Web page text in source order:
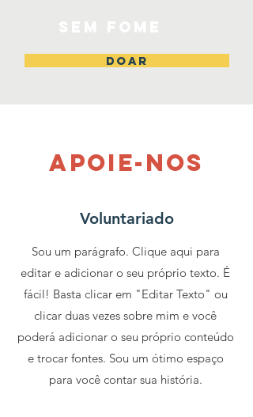
DOAR
APOIE-NOS
Voluntariado
Sou um parágrafo. Clique aqui para
editar e adicionar o seu próprio texto. É
fácil! Basta clicar em "Editar Texto" ou
clicar duas vezes sobre mim e você
poderá adicionar o seu próprio conteúdo
e trocar fontes. Sou um ótimo espaço
para você contar sua história.